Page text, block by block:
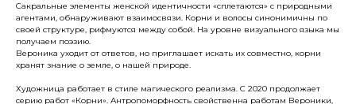
Сакральные элементы женской идентичности «сплетаются» с природными
агентами, обнаруживают взаимосвязи. Корни и волосы синонимичны по
своей структуре, рифмуются между собой. На уровне визуального языка мы
получаем поэзию.
Вероника уходит от ответов, но приглашает искать их совместно, корни
хранят знание о земле, о нашей природе.
Художница работает в стиле магического реализма. С 2020 продолжает
серию работ «Корни». Антропоморфность свойственна работам Вероники,